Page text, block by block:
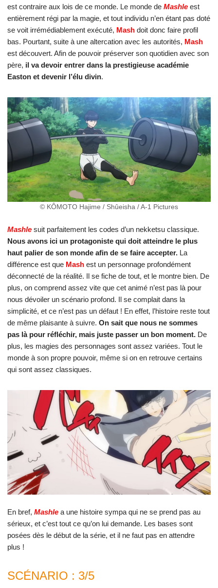
est contraire aux lois de ce monde. Le monde de Mashle est
entièrement régi par la magie, et tout individu n’en étant pas doté
se voit irrémédiablement exécuté, Mash doit donc faire profil
bas. Pourtant, suite à une altercation avec les autorités, Mash
est découvert. Afin de pouvoir préserver son quotidien avec son
père, il va devoir entrer dans la prestigieuse académie
Easton et devenir l’élu divin.
© KÔMOTO Hajime / Shûeisha / A-1 Pictures
Mashle suit parfaitement les codes d’un nekketsu classique.
Nous avons ici un protagoniste qui doit atteindre le plus
haut palier de son monde afin de se faire accepter. La
différence est que Mash est un personnage profondément
déconnecté de la réalité. Il se fiche de tout, et le montre bien. De
plus, on comprend assez vite que cet animé n’est pas là pour
nous dévoiler un scénario profond. Il se complait dans la
simplicité, et ce n’est pas un défaut ! En effet, l’histoire reste tout
de même plaisante à suivre. On sait que nous ne sommes
pas là pour réfléchir, mais juste passer un bon moment. De
plus, les magies des personnages sont assez variées. Tout le
monde à son propre pouvoir, même si on en retrouve certains
qui sont assez classiques.
En bref, Mashle a une histoire sympa qui ne se prend pas au
sérieux, et c’est tout ce qu’on lui demande. Les bases sont
posées dès le début de la série, et il ne faut pas en attendre
plus !
SCÉNARIO : 3/5